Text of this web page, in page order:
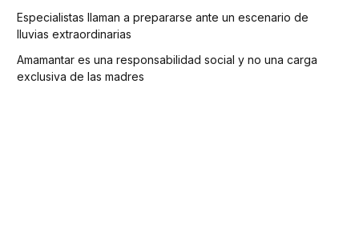
Especialistas llaman a prepararse ante un escenario de
lluvias extraordinarias
Amamantar es una responsabilidad social y no una carga
exclusiva de las madres